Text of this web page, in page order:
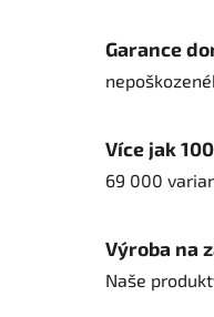
Garance
Více jak
69 000
Výroba na
Naše